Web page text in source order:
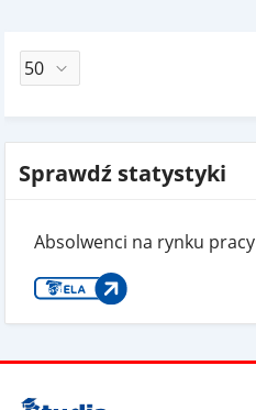
Sprawdź statystyki
Absolwenci na rynku pracy